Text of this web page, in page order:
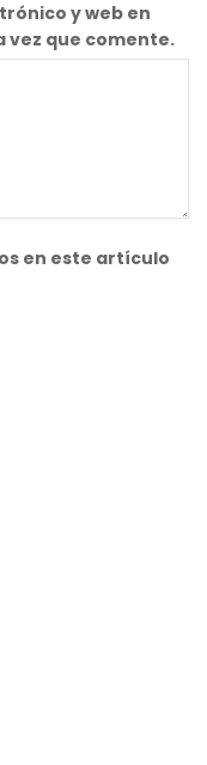
y web en
vez que comente.
en este artículo